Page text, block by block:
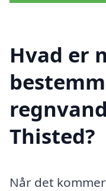
Hvad er
Thisted?
Når det